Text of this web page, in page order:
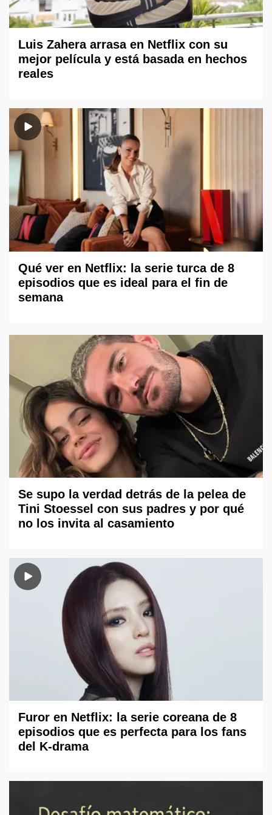
Luis Zahera arrasa en Netflix con su
mejor película y está basada en hechos
reales
Qué ver en Netflix: la serie turca de 8
episodios que es ideal para el fin de
semana
Se supo la verdad detrás de la pelea de
Tini Stoessel con sus padres y por qué
no los invita al casamiento
Furor en Netflix: la serie coreana de 8
episodios que es perfecta para los fans
del K-drama